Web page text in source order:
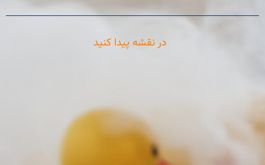
در نقشه پیدا کنید